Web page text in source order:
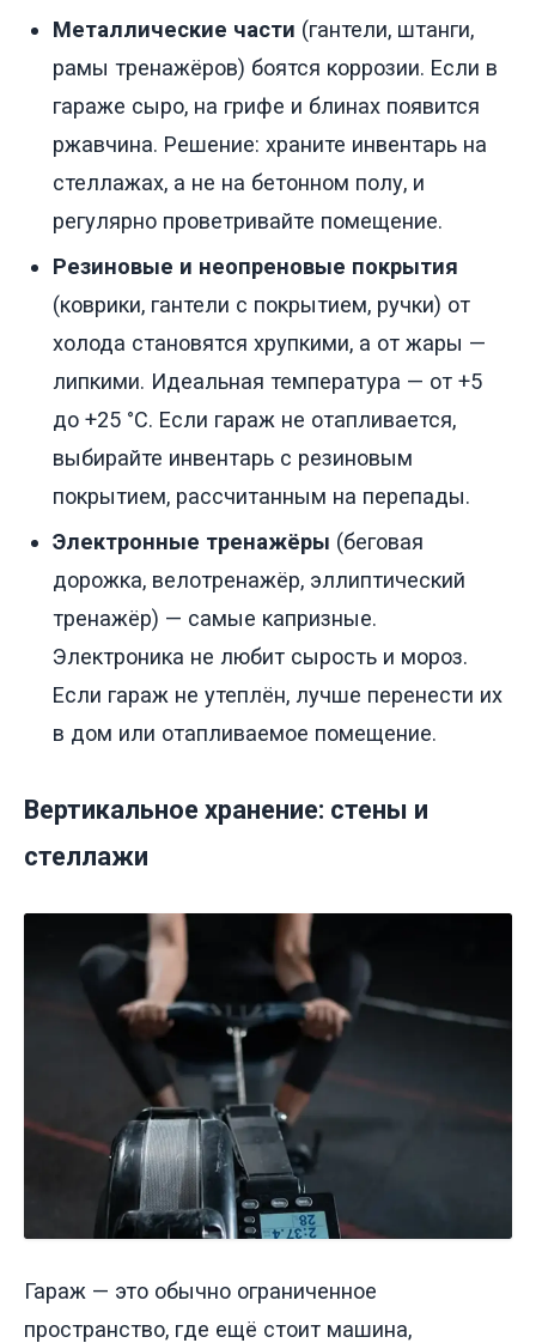
Металлические части (гантели, штанги,
рамы тренажёров) боятся коррозии. Если в
гараже сыро, на грифе и блинах появится
ржавчина. Решение: храните инвентарь на
стеллажах, а не на бетонном полу, и
регулярно проветривайте помещение.
Резиновые и неопреновые покрытия
(коврики, гантели с покрытием, ручки) от
холода становятся хрупкими, а от жары —
липкими. Идеальная температура — от +5
до +25 °C. Если гараж не отапливается,
выбирайте инвентарь с резиновым
покрытием, рассчитанным на перепады.
Электронные тренажёры (беговая
дорожка, велотренажёр, эллиптический
тренажёр) — самые капризные.
Электроника не любит сырость и мороз.
Если гараж не утеплён, лучше перенести их
в дом или отапливаемое помещение.
Вертикальное хранение: стены и
стеллажи
Гараж — это обычно ограниченное
пространство, где ещё стоит машина,